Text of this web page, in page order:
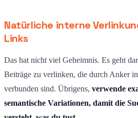
Natürliche interne
Links
Das hat nicht viel Geheimnis. Es geht
Beiträge zu verlinken, die durch Anker
verbunden sind. Übrigens, verwende
semantische Variationen, damit die